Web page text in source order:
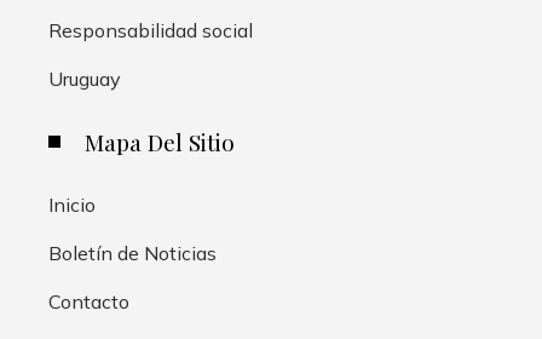
Responsabilidad social
Uruguay
Mapa Del Sitio
Inicio
Boletín de Noticias
Contacto